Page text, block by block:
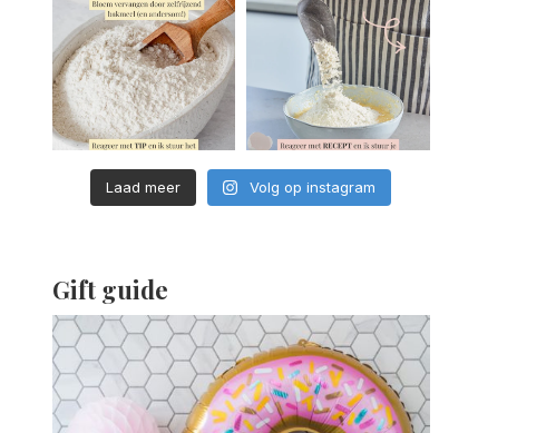
Laad meer Volg op instagram
Gift guide